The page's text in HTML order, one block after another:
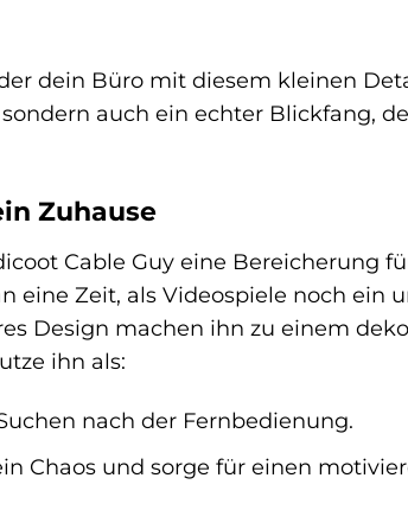
dein Büro mit diesem kleinen
auch ein echter Blickfang,
Zuhause
Cable Guy eine Bereicherung
eine Zeit, als Videospiele noch ein
Design machen ihn zu einem
ihn als:
nach der Fernbedienung.
Chaos und sorge für einen